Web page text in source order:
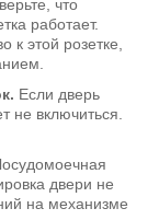
что
работает.
к этой розетке,
Если дверь
не включиться.
осудомоечная
двери не
на механизме